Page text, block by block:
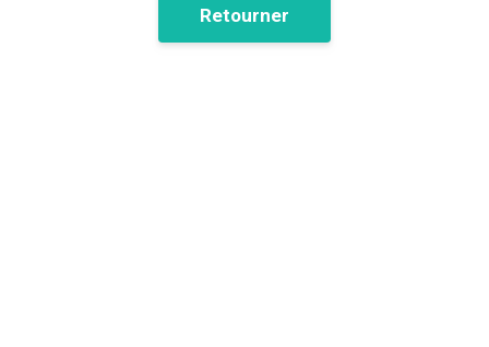
Retourner